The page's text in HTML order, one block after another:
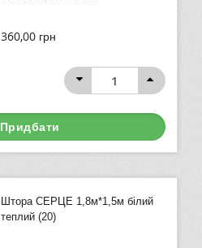
360,00 грн
Придбати
Штора СЕРЦЕ 1,8м*1,5м білий
теплий (20)